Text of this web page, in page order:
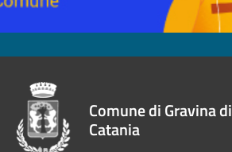
Comune di Gravina di
Catania